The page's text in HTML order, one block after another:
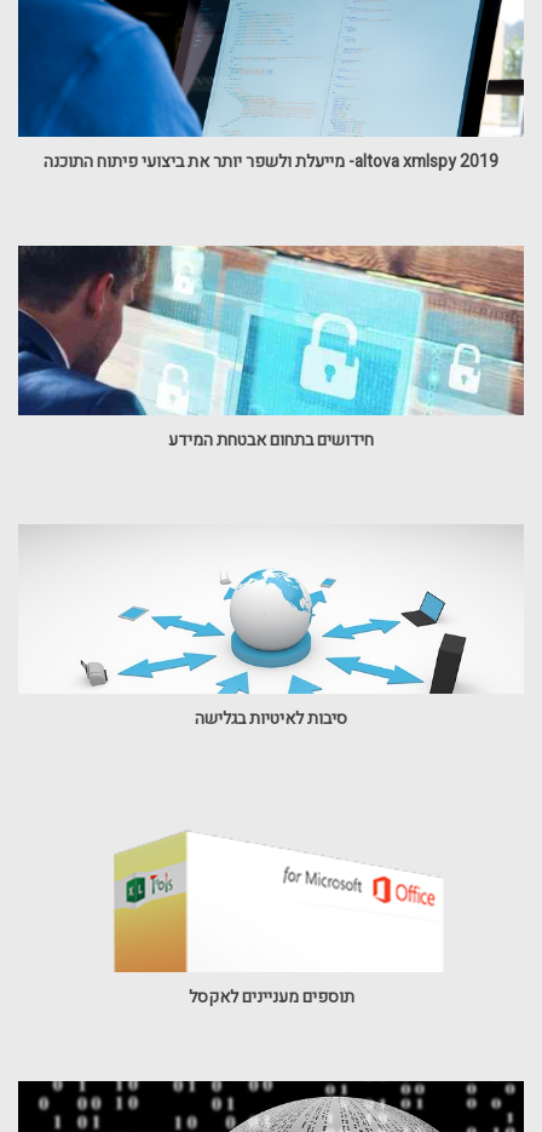
altova xmlspy 2019- מייעלת ולשפר יותר את ביצועי פיתוח התוכנה
חידושים בתחום אבטחת המידע
סיבות לאיטיות בגלישה
תוספים מעניינים לאקסל